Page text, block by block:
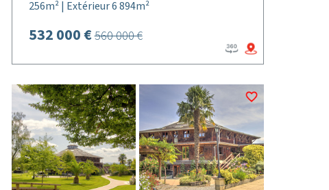
256m² | Extérieur 6 894m²
532 000 €560 000 €